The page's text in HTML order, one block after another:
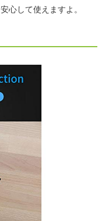
心して使えますよ。